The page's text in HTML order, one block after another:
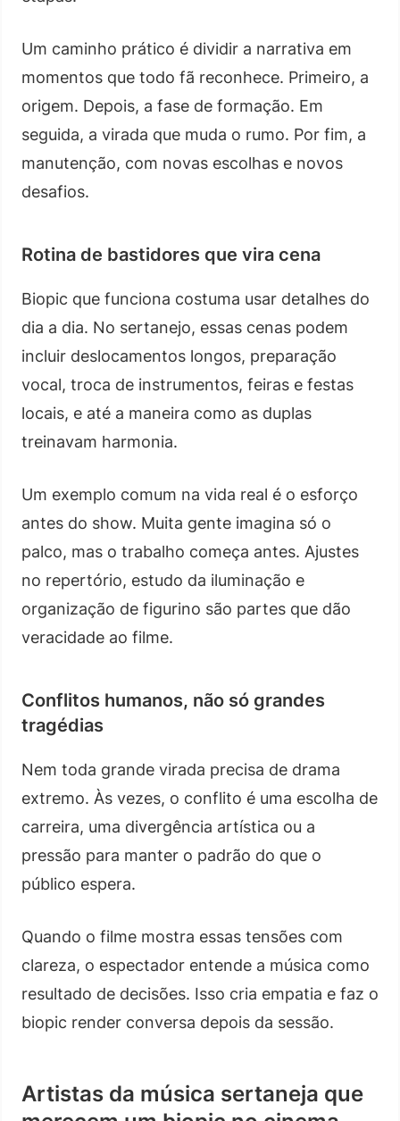
Um caminho prático é dividir a narrativa em
momentos que todo fã reconhece. Primeiro, a
origem. Depois, a fase de formação. Em
seguida, a virada que muda o rumo. Por fim, a
manutenção, com novas escolhas e novos
desafios.
Rotina de bastidores que vira cena
Biopic que funciona costuma usar detalhes do
dia a dia. No sertanejo, essas cenas podem
incluir deslocamentos longos, preparação
vocal, troca de instrumentos, feiras e festas
locais, e até a maneira como as duplas
treinavam harmonia.
Um exemplo comum na vida real é o esforço
antes do show. Muita gente imagina só o
palco, mas o trabalho começa antes. Ajustes
no repertório, estudo da iluminação e
organização de figurino são partes que dão
veracidade ao filme.
Conflitos humanos, não só grandes
tragédias
Nem toda grande virada precisa de drama
extremo. Às vezes, o conflito é uma escolha de
carreira, uma divergência artística ou a
pressão para manter o padrão do que o
público espera.
Quando o filme mostra essas tensões com
clareza, o espectador entende a música como
resultado de decisões. Isso cria empatia e faz o
biopic render conversa depois da sessão.
Artistas da música sertaneja que